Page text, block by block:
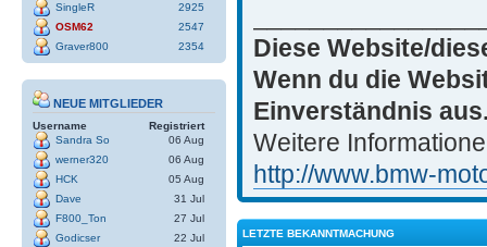
SingleR
2925
OSM62
2547
Graver800
2354
NEUE MITGLIEDER
Username
Registriert
Sandra So
06 Aug
werner320
06 Aug
HCK
05 Aug
Dave
31 Jul
F800_Ton
27 Jul
Godicser
22 Jul
Diese Website/
Wenn du die
Einverständnis
Weitere
http://www.bmw-
LETZTE BEKANNTMACHUNG